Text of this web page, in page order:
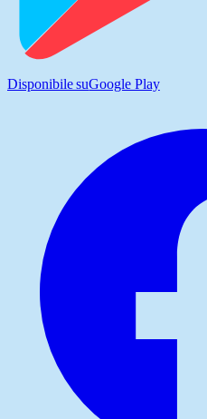
Disponibile suGoogle Play